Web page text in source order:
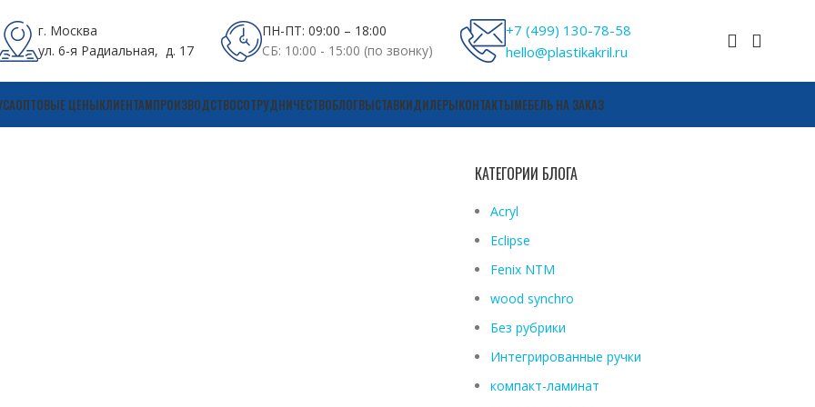
г. Москва
ул. 6-я Радиальная, д. 17
ПН-ПТ: 09:00 – 18:00
СБ: 10:00 - 15:00 (по звонку)
+7 (499) 130-78-58
hello@plastikakril.ru
ОПТОВЫЕ ЦЕНЫКЛИЕНТАМПРОИЗВОДСТВОСОТРУДНИЧЕСТВОБЛОГВЫСТАВКИДИЛЕРЫКОНТАКТЫМЕБЕЛЬ НА ЗАКАЗ
КАТЕГОРИИ БЛОГА
Acryl
Eclipse
Fenix ​​NTM
wood synchro
Без рубрики
Интегрированные ручки
компакт-ламинат